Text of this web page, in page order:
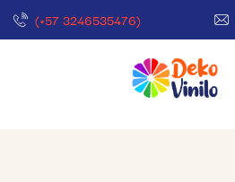
(+57 3246535476)